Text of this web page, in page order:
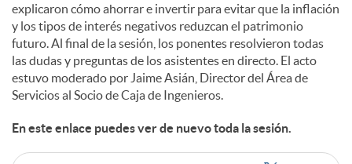
explicaron cómo ahorrar e invertir para evitar que la inflación
y los tipos de interés negativos reduzcan el patrimonio
futuro. Al final de la sesión, los ponentes resolvieron todas
las dudas y preguntas de los asistentes en directo. El acto
estuvo moderado por Jaime Asián, Director del Área de
Servicios al Socio de Caja de Ingenieros.
En este enlace puedes ver de nuevo toda la sesión.